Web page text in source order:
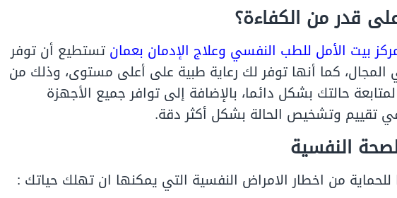
قدر من الكفاءة؟
بيت الأمل للطب النفسي وعلاج الإدمان بعمانتستطيع أن توفر
المجال، كما أنها توفر لك رعاية طبية على أعلى مستوى، وذلك من
حالتك بشكل دائما، بالإضافة إلى توافر جميع الأجهزة
تقييم وتشخيص الحالة بشكل أكثر دقة.
النفسية
من اخطار الامراض النفسية التي يمكنها ان تهلك حياتك :